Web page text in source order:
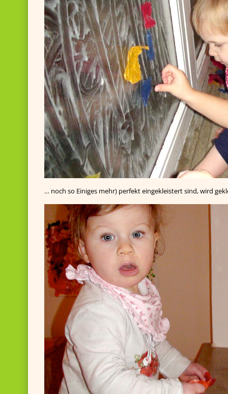
… noch so Einiges mehr) perfekt eingekleistert sind, wird